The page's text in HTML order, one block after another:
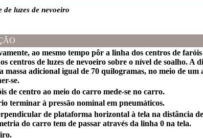
de luzes de nevoeiro
ao mesmo tempo pôr a linha dos centros de
centros de luzes de nevoeiro sobre o nível de soalho. A
massa adicional igual de 70 quilogramas, no meio de um
se.
de centro ao meio do carro mede-se no carro.
terminar à pressão nominal em pneumáticos.
de plataforma horizontal à tela na distância
do carro tem de passar através da linha 0 na tela.